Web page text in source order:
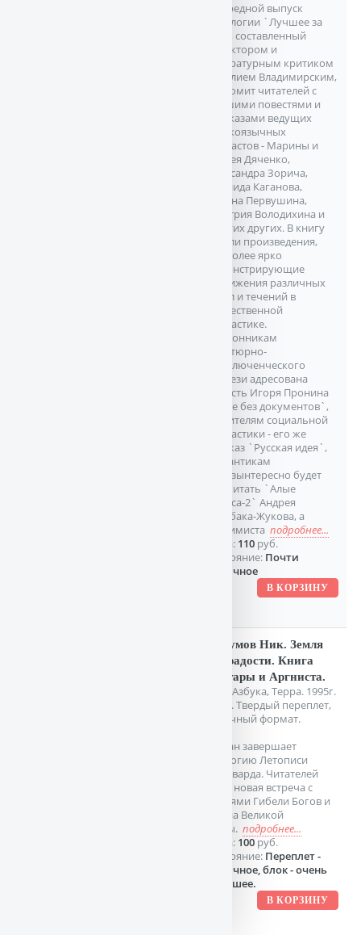
Очередной выпуск
антологии `Лучшее за
год`, составленный
редактором и
литературным критиком
Василием Владимирским,
знакомит читателей с
лучшими повестями и
рассказами ведущих
русскоязычных
фантастов - Марины и
Сергея Дяченко,
Александра Зорича,
Леонида Каганова,
Антона Первушина,
Дмитрия Володихина и
многих других. В книгу
вошли произведения,
наиболее ярко
демонстрирующие
достижения различных
школ и течений в
отечественной
фантастике.
Поклонникам
авантюрно-
приключенческого
фэнтези адресована
повесть Игоря Пронина
`Трое без документов`,
любителям социальной
фантастики - его же
рассказ `Русская идея`,
романтикам
небезынтересно будет
прочитать `Алые
паруса-2` Андрея
Щербака-Жукова, а
пессимиста подробнее...
Цена: 110руб.
Состояние: Почти
отличное
Перумов Ник. Земля
без радости. Книга
Эльтары и Аргниста.
СПб. Азбука, Терра. 1995г.
524 с. Твердый переплет,
Обычный формат.
Роман завершает
трилогию Летописи
Хьерварда. Читателей
ждет новая встреча с
героями Гибели Богов и
Воина Великой
Тьмы. подробнее...
Цена: 100руб.
Состояние: Переплет -
отличное, блок - очень
хорошее.